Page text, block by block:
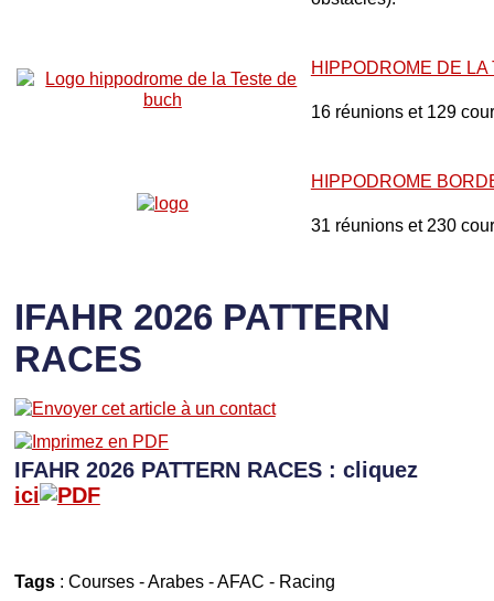
HIPPODROME DE LA
16 réunions et 129
HIPPODROME
31 réunions et 230
IFAHR 2026 PATTERN
RACES
IFAHR 2026 PATTERN RACES : cliquez
ici
Tags: Courses-Arabes-AFAC - Racing